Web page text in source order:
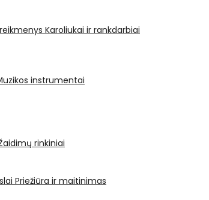
Karoliukai ir rankdarbiai
instrumentai
rinkiniai
Priežiūra ir maitinimas